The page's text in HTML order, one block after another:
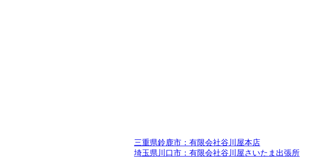
三重県鈴鹿市：有限会社谷川屋本店
埼玉県川口市：有限会社谷川屋さいたま出張所